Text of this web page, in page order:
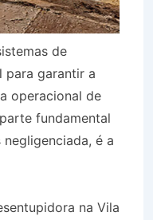
de
para garantir a
operacional de
fundamental
é a
na Vila